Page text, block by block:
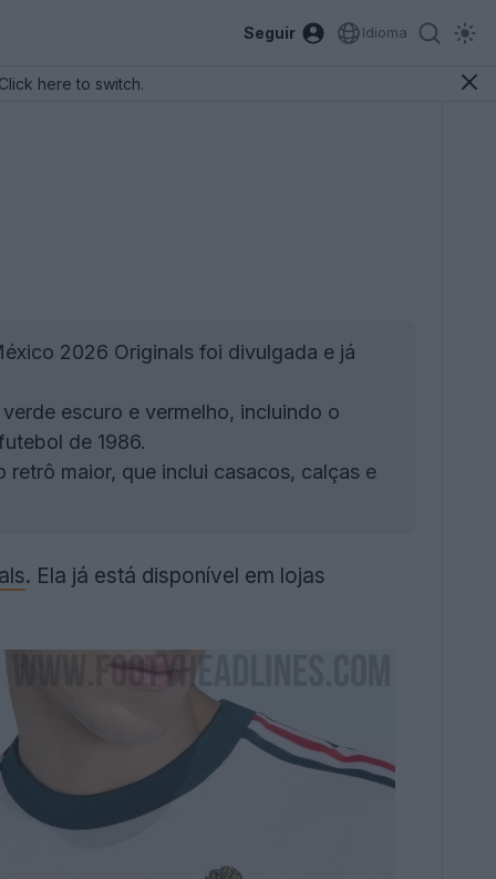
Seguir Idioma
here to switch.
2026 Originals foi divulgada e já
escuro e vermelho, incluindo o
de 1986.
maior, que inclui casacos, calças e
. Ela já está disponível em lojas